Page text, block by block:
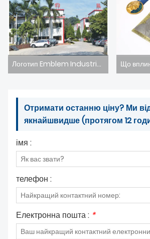
Логотип Emblem Industries Co., Ltd. Ласкаво просимо
Отримати останню ціну? Ми
якнайшвидше (протягом 12
імя :
телефон :
Електронна пошта : *